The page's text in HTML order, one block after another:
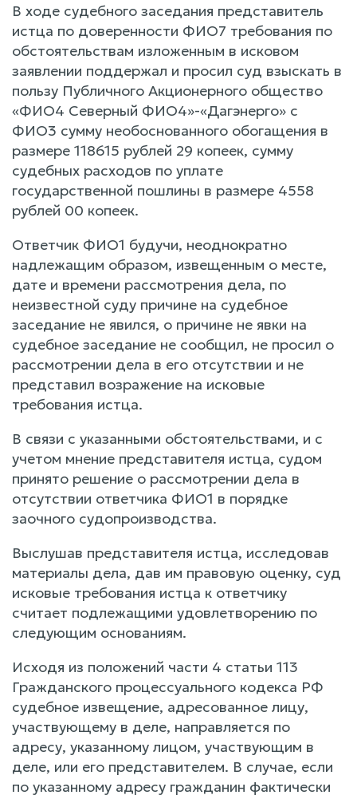
В ходе судебного заседания представитель
истца по доверенности ФИО7 требования по
обстоятельствам изложенным в исковом
заявлении поддержал и просил суд взыскать в
пользу Публичного Акционерного общество
«ФИО4 Северный ФИО4»-«Дагэнерго» с
ФИО3 сумму необоснованного обогащения в
размере 118615 рублей 29 копеек, сумму
судебных расходов по уплате
государственной пошлины в размере 4558
рублей 00 копеек.
Ответчик ФИО1 будучи, неоднократно
надлежащим образом, извещенным о месте,
дате и времени рассмотрения дела, по
неизвестной суду причине на судебное
заседание не явился, о причине не явки на
судебное заседание не сообщил, не просил о
рассмотрении дела в его отсутствии и не
представил возражение на исковые
требования истца.
В связи с указанными обстоятельствами, и с
учетом мнение представителя истца, судом
принято решение о рассмотрении дела в
отсутствии ответчика ФИО1 в порядке
заочного судопроизводства.
Выслушав представителя истца, исследовав
материалы дела, дав им правовую оценку, суд
исковые требования истца к ответчику
считает подлежащими удовлетворению по
следующим основаниям.
Исходя из положений части 4 статьи 113
Гражданского процессуального кодекса РФ
судебное извещение, адресованное лицу,
участвующему в деле, направляется по
адресу, указанному лицом, участвующим в
деле, или его представителем. В случае, если
по указанному адресу гражданин фактически